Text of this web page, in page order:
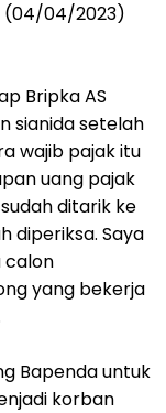
(04/04/2023)
Bripka AS
sianida setelah
wajib pajak itu
uang pajak
ditarik ke
diperiksa. Saya
calon
yang bekerja
Bapenda untuk
korban